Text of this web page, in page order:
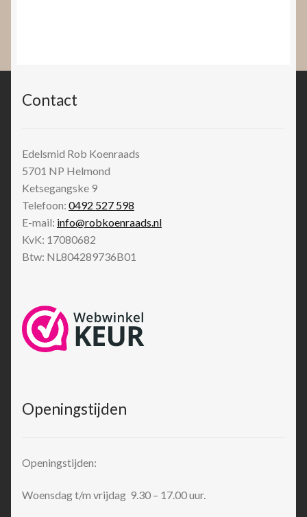
Contact
Edelsmid Rob Koenraads
5701 NP Helmond
Ketsegangske 9
Telefoon: 0492 527 598
E-mail: info@robkoenraads.nl
KvK: 17080682
Btw: NL804289736B01
Openingstijden
Openingstijden:
Woensdag t/m vrijdag 9.30 – 17.00 uur.